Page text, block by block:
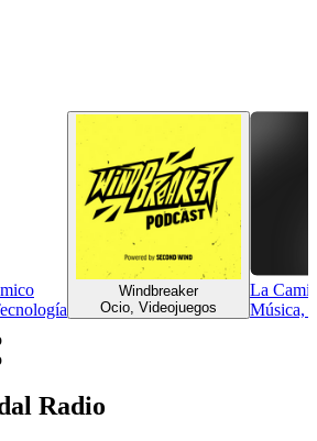
Windbreaker
Ocio, Videojuegos
La
Música,
Radio